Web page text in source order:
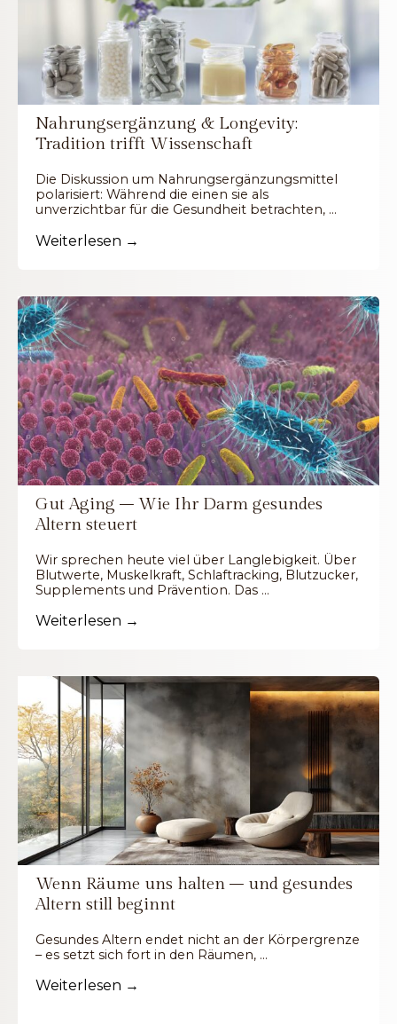
Nahrungsergänzung & Longevity:
Tradition trifft Wissenschaft
Die Diskussion um Nahrungsergänzungsmittel
polarisiert: Während die einen sie als
unverzichtbar für die Gesundheit betrachten, …
Weiterlesen →
Gut Aging – Wie Ihr Darm gesundes
Altern steuert
Wir sprechen heute viel über Langlebigkeit. Über
Blutwerte, Muskelkraft, Schlaftracking, Blutzucker,
Supplements und Prävention. Das …
Weiterlesen →
Wenn Räume uns halten – und gesundes
Altern still beginnt
Gesundes Altern endet nicht an der Körpergrenze
– es setzt sich fort in den Räumen, …
Weiterlesen →